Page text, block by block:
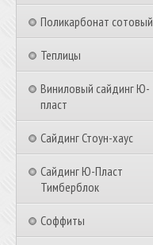
Поликарбонат сотовый
Теплицы
Виниловый сайдинг Ю-
пласт
Сайдинг Стоун-хаус
Сайдинг Ю-Пласт
Тимберблок
Соффиты